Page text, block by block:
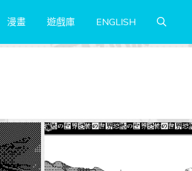
漫畫 遊戲庫 ENGLISH